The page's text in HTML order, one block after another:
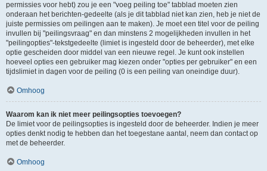
permissies voor hebt) zou je een "voeg peiling toe" tabblad moeten zien
onderaan het berichten-gedeelte (als je dit tabblad niet kan zien, heb je niet de
juiste permissies om peilingen aan te maken). Je moet een titel voor de peiling
invullen bij "peilingsvraag" en dan minstens 2 mogelijkheden invullen in het
"peilingopties"-tekstgedeelte (limiet is ingesteld door de beheerder), met elke
optie gescheiden door middel van een nieuwe regel. Je kunt ook instellen
hoeveel opties een gebruiker mag kiezen onder "opties per gebruiker" en een
tijdslimiet in dagen voor de peiling (0 is een peiling van oneindige duur).
Omhoog
Waarom kan ik niet meer peilingsopties toevoegen?
De limiet voor de peilingsopties is ingesteld door de beheerder. Indien je meer
opties denkt nodig te hebben dan het toegestane aantal, neem dan contact op
met de beheerder.
Omhoog